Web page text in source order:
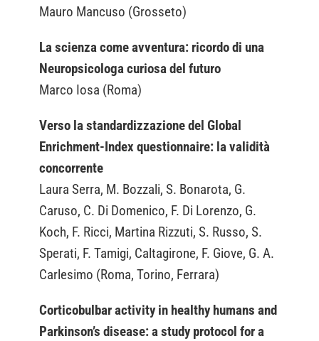
Mauro Mancuso (Grosseto)
La scienza come avventura: ricordo di una
Neuropsicologa curiosa del futuro
Marco Iosa (Roma)
Verso la standardizzazione del Global
Enrichment-Index questionnaire: la validità
concorrente
Laura Serra, M. Bozzali, S. Bonarota, G.
Caruso, C. Di Domenico, F. Di Lorenzo, G.
Koch, F. Ricci, Martina Rizzuti, S. Russo, S.
Sperati, F. Tamigi, Caltagirone, F. Giove, G. A.
Carlesimo (Roma, Torino, Ferrara)
Corticobulbar activity in healthy humans and
Parkinson’s disease: a study protocol for a